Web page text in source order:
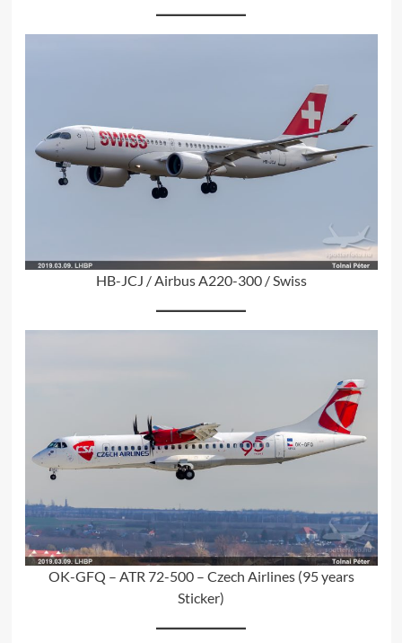
HB-JCJ / Airbus A220-300 / Swiss
OK-GFQ – ATR 72-500 – Czech Airlines (95 years
Sticker)